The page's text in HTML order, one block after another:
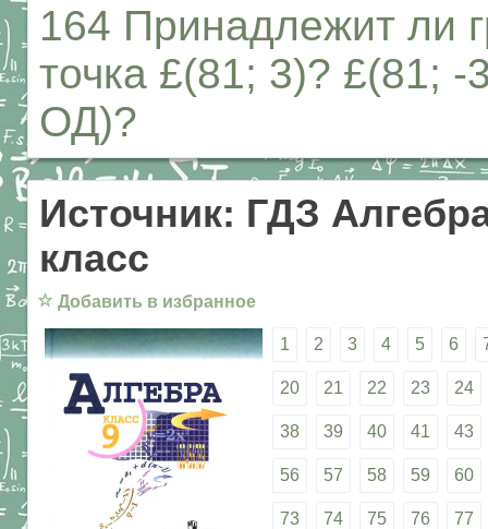
164 Принадлежит ли
точка £(81; 3)? £(81;
ОД)?
Источник: ГДЗ
класс
☆ Добавить в избранное
1 2 3 4 5 6
20 21 22 23 24
38 39 40 41 43
56 57 58 59 60
73 74 75 76 77